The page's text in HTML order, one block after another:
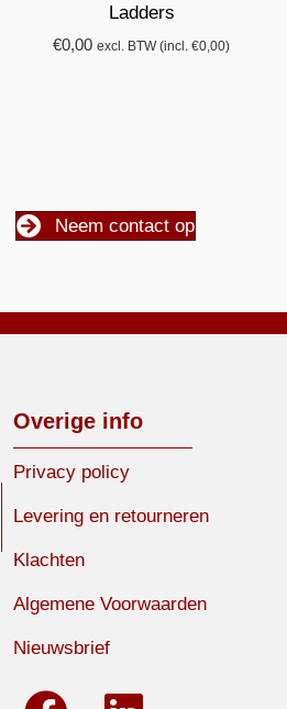
Ladders
€0,00 excl. BTW (incl.€0,00)
Neem contact op
Overige info
Privacy policy
Levering en retourneren
Klachten
Algemene Voorwaarden
Nieuwsbrief